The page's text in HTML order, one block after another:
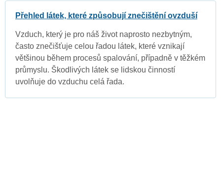
Přehled látek, které způsobují znečištění ovzduší
Vzduch, který je pro náš život naprosto nezbytným,
často znečišťuje celou řadou látek, které vznikají
většinou během procesů spalování, případně v těžkém
průmyslu. Škodlivých látek se lidskou činností
uvolňuje do vzduchu celá řada.